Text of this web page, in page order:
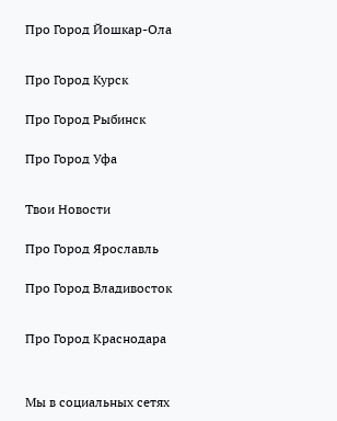
Про Город Йошкар-Ола
Про Город Курск
Про Город Рыбинск
Про Город Уфа
Твои Новости
Про Город Ярославль
Про Город Владивосток
Про Город Краснодара
Мы в социальных сетях